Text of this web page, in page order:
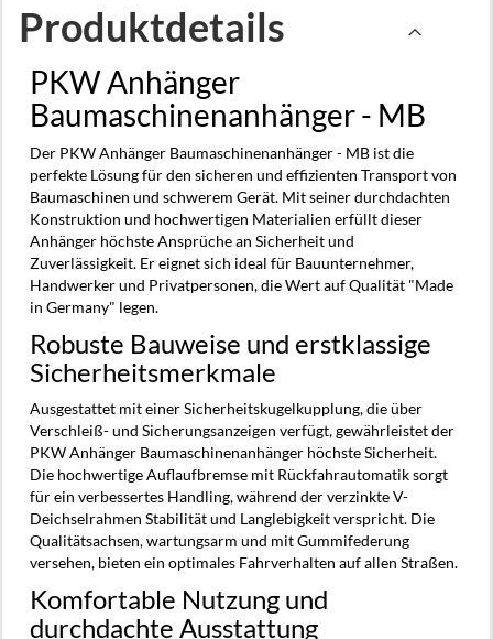
Produktdetails
PKW Anhänger
Baumaschinenanhänger - MB
Der PKW Anhänger Baumaschinenanhänger - MB ist die
perfekte Lösung für den sicheren und effizienten Transport von
Baumaschinen und schwerem Gerät. Mit seiner durchdachten
Konstruktion und hochwertigen Materialien erfüllt dieser
Anhänger höchste Ansprüche an Sicherheit und
Zuverlässigkeit. Er eignet sich ideal für Bauunternehmer,
Handwerker und Privatpersonen, die Wert auf Qualität "Made
in Germany" legen.
Robuste Bauweise und erstklassige
Sicherheitsmerkmale
Ausgestattet mit einer Sicherheitskugelkupplung, die über
Verschleiß- und Sicherungsanzeigen verfügt, gewährleistet der
PKW Anhänger Baumaschinenanhänger höchste Sicherheit.
Die hochwertige Auflaufbremse mit Rückfahrautomatik sorgt
für ein verbessertes Handling, während der verzinkte V-
Deichselrahmen Stabilität und Langlebigkeit verspricht. Die
Qualitätsachsen, wartungsarm und mit Gummifederung
versehen, bieten ein optimales Fahrverhalten auf allen Straßen.
Komfortable Nutzung und
durchdachte Ausstattung